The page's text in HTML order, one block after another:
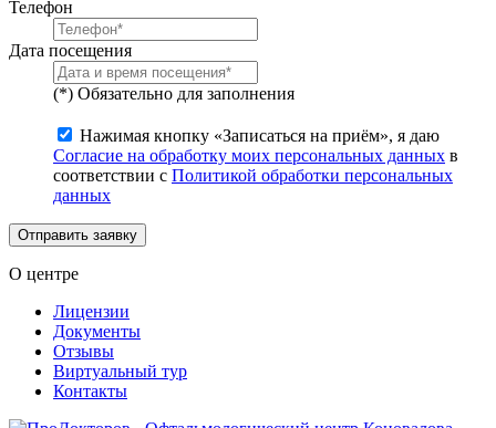
Телефон
Дата посещения
(*) Обязательно для заполнения
Нажимая кнопку «Записаться на приём», я даю
Согласие на обработку моих персональных данных в
соответствии с Политикой обработки персональных
данных
Отправить заявку
О центре
Лицензии
Документы
Отзывы
Виртуальный тур
Контакты